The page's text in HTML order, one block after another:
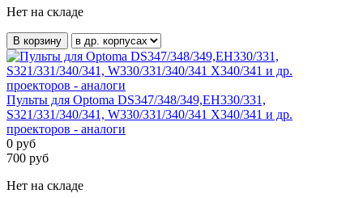
Нет на складе
В корзину
Пульты для Optoma DS347/348/349,EH330/331,
S321/331/340/341, W330/331/340/341 X340/341 и др.
проекторов - аналоги
0 руб
700 руб
Нет на складе